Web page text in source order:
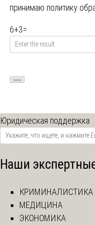
принимаю политику
6+3=
Юридическая поддержка
Наши
КРИМИНАЛИСТИКА
МЕДИЦИНА
ЭКОНОМИКА